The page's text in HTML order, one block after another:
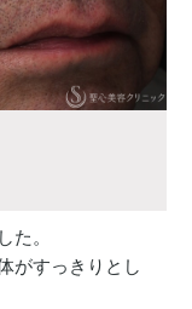
た。
がすっきりとし